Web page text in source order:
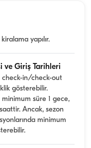
yapılır.
ve Giriş Tarihleri
check-in/check-out
gösterebilir.
süre 1 gece,
Ancak, sezon
minimum